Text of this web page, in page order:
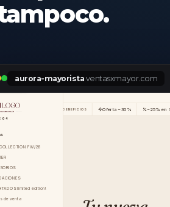
aurora-mayorista .ventasxmayor.com